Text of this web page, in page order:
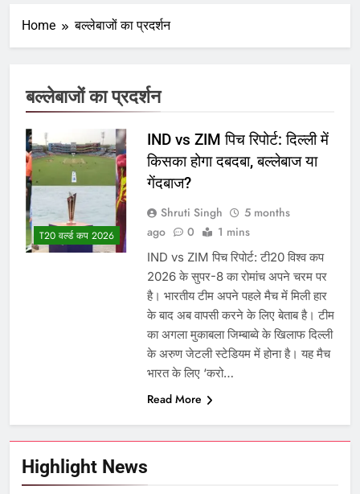
Home बल्लेबाजों का प्रदर्शन
Highlight News
बल्लेबाजों का प्रदर्शन
T20 वर्ल्ड कप 2026
IND vs ZIM पिच रिपोर्ट: दिल्ली में
किसका होगा दबदबा, बल्लेबाज या
गेंदबाज?
Shruti Singh
5 months
ago
0 1 mins
IND vs ZIM पिच रिपोर्ट: टी20 विश्व कप
2026 के सुपर-8 का रोमांच अपने चरम पर
है। भारतीय टीम अपने पहले मैच में मिली हार
के बाद अब वापसी करने के लिए बेताब है। टीम
का अगला मुकाबला जिम्बाब्वे के खिलाफ दिल्ली
के अरुण जेटली स्टेडियम में होना है। यह मैच
भारत के लिए ‘करो…
Read More